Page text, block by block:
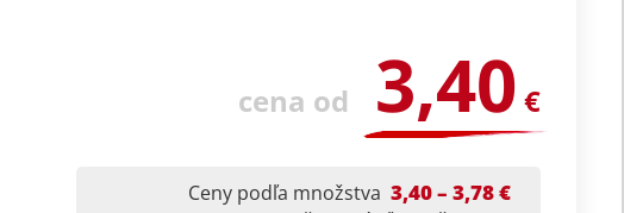
cena od 3,40 €
Ceny podľa množstva 3,40 – 3,78 €